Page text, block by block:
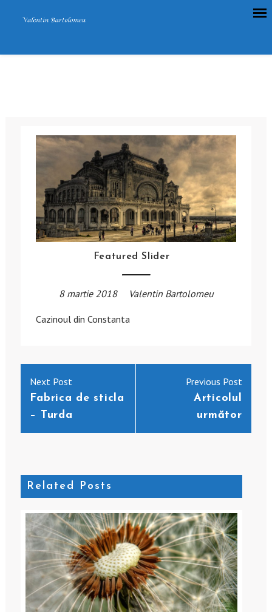
Featured Slider
8 martie 2018 Valentin Bartolomeu
Cazinoul din Constanta
Navigare
în
articole
Next Post
post:
Fabrica de sticla
– Turda
Previous PostNext
Articolul
următor
Related Posts